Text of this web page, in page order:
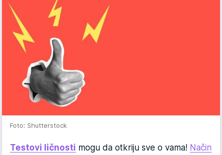
Foto: Shutterstock
Testovi ličnosti mogu da otkriju sve o vama! Način